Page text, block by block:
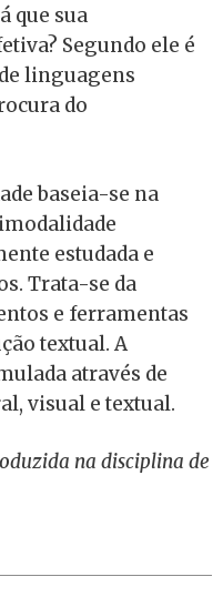
que sua
Segundo ele é
linguagens
do
baseia-se na
estudada e
Trata-se da
e ferramentas
textual. A
através de
visual e textual.
na disciplina de